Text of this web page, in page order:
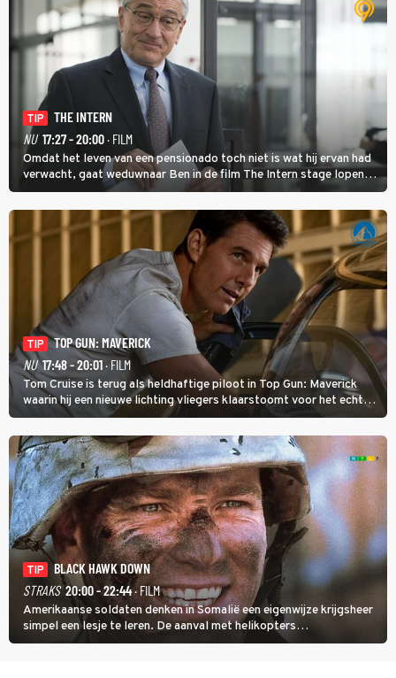
TIP
THE INTERN
NU 17:27 - 20:00· FILM
Omdat het leven van een pensionado toch niet is wat hij ervan had
verwacht, gaat weduwnaar Ben in de film The Intern stage lopen
bij de hippe webwinkel van Jules, wat een gouden zet blijkt te zijn.
TIP
TOP GUN: MAVERICK
NU 17:48 - 20:01· FILM
Tom Cruise is terug als heldhaftige piloot in Top Gun: Maverick
waarin hij een nieuwe lichting vliegers klaarstoomt voor het echte
werk.
TIP
BLACK HAWK DOWN
STRAKS 20:00 - 22:44· FILM
Amerikaanse soldaten denken in Somalië een eigenwijze krijgsheer
simpel een lesje te leren. De aanval met helikopters
verloopt in Black Hawk down dramatisch.